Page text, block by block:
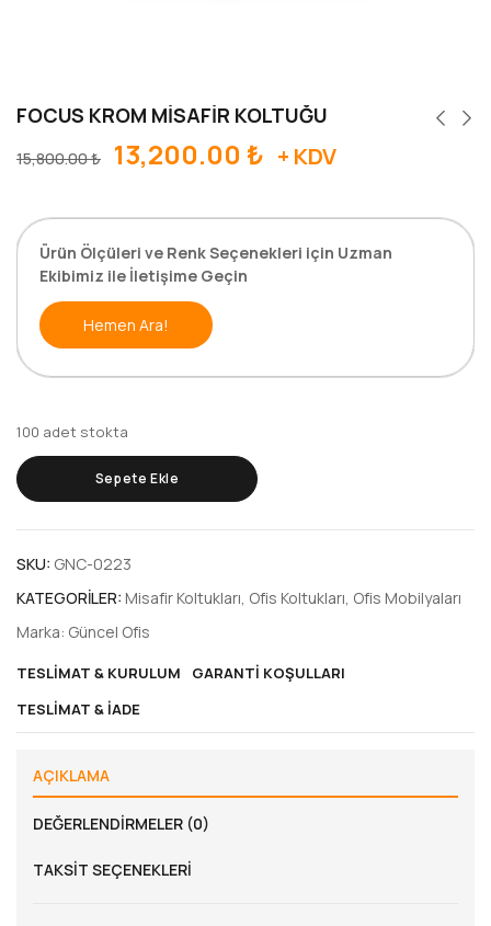
FOCUS KROM MİSAFİR KOLTUĞU
15,800.00₺ 13,200.00 ₺ + KDV
Ürün Ölçüleri ve Renk Seçenekleri için Uzman
Ekibimiz ile İletişime Geçin
Hemen Ara!
100 adet stokta
Sepete Ekle
SKU: GNC-0223
KATEGORILER: Misafir Koltukları, Ofis Koltukları, Ofis Mobilyaları
Marka: Güncel Ofis
TESLIMAT & KURULUM
GARANTI KOŞULLARI
TESLIMAT & İADE
AÇIKLAMA
DEĞERLENDIRMELER (0)
TAKSIT SEÇENEKLERI